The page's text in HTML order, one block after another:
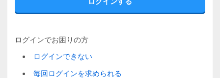
ログインでお困りの方
ログインできない
毎回ログインを求められる